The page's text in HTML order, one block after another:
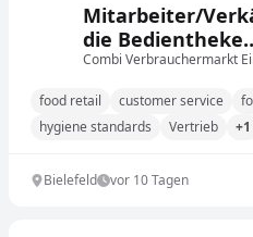
Mitarbeiter/
die Bedientheke
(Fleisch/Wurst/
food retail customer service
hygiene standards
Vertrieb +1
Bielefeld vor 10 Tagen